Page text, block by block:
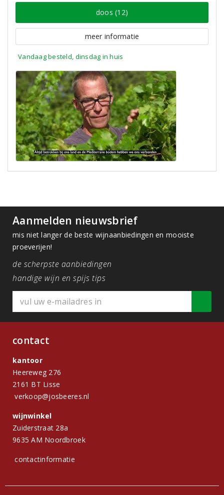
doos (12)
meer informatie
Vandaag besteld, dinsdag in huis
Aanmelden nieuwsbrief
mis niet langer de beste wijnaanbiedingen en mooiste
proeverijen!
de scherpste aanbiedingen
handige wijn en spijs tips
contact
kantoor
Heereweg 276
2161 BT Lisse
verkoop@josbeeres.nl
wijnwinkel
Zuiderstraat 28a
9635 AM Noordbroek
contactinformatie